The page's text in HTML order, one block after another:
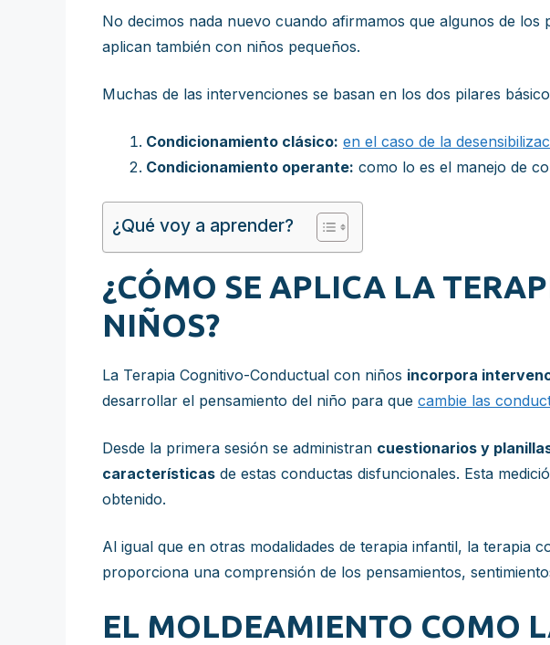
No decimos nada nuevo cuando afirmamos que algunos de
aplican también con niños pequeños.
Muchas de las intervenciones se basan en los dos pilares
Condicionamiento clásico: en el caso de la
Condicionamiento operante: como lo es el manejo de
¿Qué voy a aprender?
¿CÓMO SE APLICA LA
NIÑOS?
La Terapia Cognitivo-Conductual con niños incorpora
desarrollar el pensamiento del niño para que cambie las
Desde la primera sesión se administran cuestionarios y
características de estas conductas disfuncionales. Esta
obtenido.
Al igual que en otras modalidades de terapia infantil, la terapia
proporciona una comprensión de los pensamientos,
EL MOLDEAMIENTO COMO